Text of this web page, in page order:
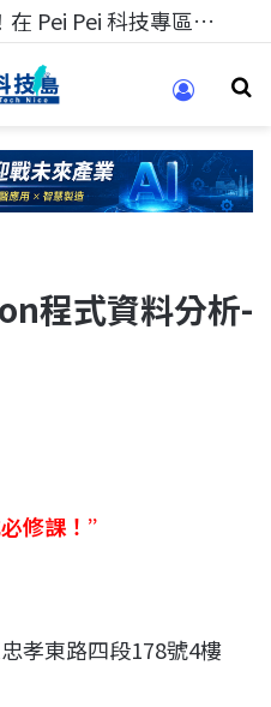
科技人的經驗傳承地！在 Pei Pei 科技專區，與學弟妹交流最硬核的技術
程式資料分析-
修課 ！”
孝東路四段178號4樓